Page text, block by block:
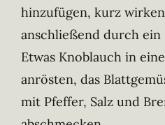
hinzufügen, kurz
anschließend durch ein
Etwas Knoblauch in
anrösten, das
mit Pfeffer, Salz und